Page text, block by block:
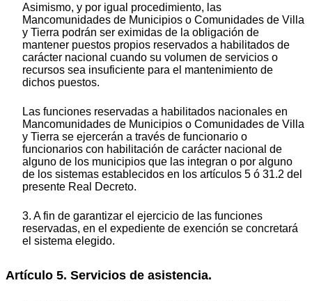
Asimismo, y por igual procedimiento, las
Mancomunidades de Municipios o Comunidades de Villa
y Tierra podrán ser eximidas de la obligación de
mantener puestos propios reservados a habilitados de
carácter nacional cuando su volumen de servicios o
recursos sea insuficiente para el mantenimiento de
dichos puestos.
Las funciones reservadas a habilitados nacionales en
Mancomunidades de Municipios o Comunidades de Villa
y Tierra se ejercerán a través de funcionario o
funcionarios con habilitación de carácter nacional de
alguno de los municipios que las integran o por alguno
de los sistemas establecidos en los artículos 5 ó 31.2 del
presente Real Decreto.
3. A fin de garantizar el ejercicio de las funciones
reservadas, en el expediente de exención se concretará
el sistema elegido.
Artículo 5. Servicios de asistencia.